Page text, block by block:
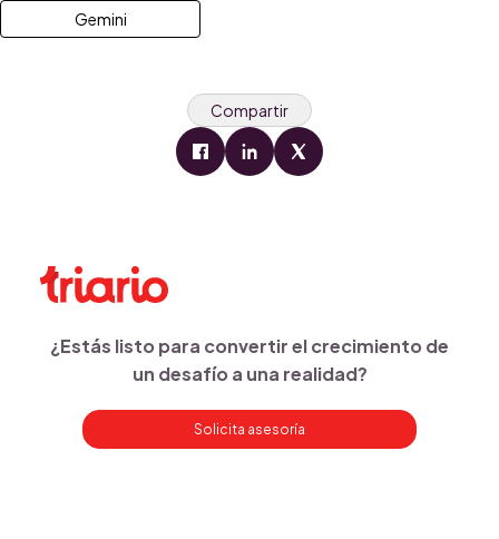
Gemini
Compartir
¿Estás listo para convertir el crecimiento de
un desafío a una realidad?
Solicita asesoría